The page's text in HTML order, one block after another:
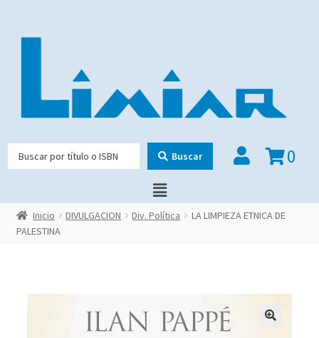
Buscar 0
Inicio DIVULGACION Div. Política
LA LIMPIEZA ETNICA DE
PALESTINA